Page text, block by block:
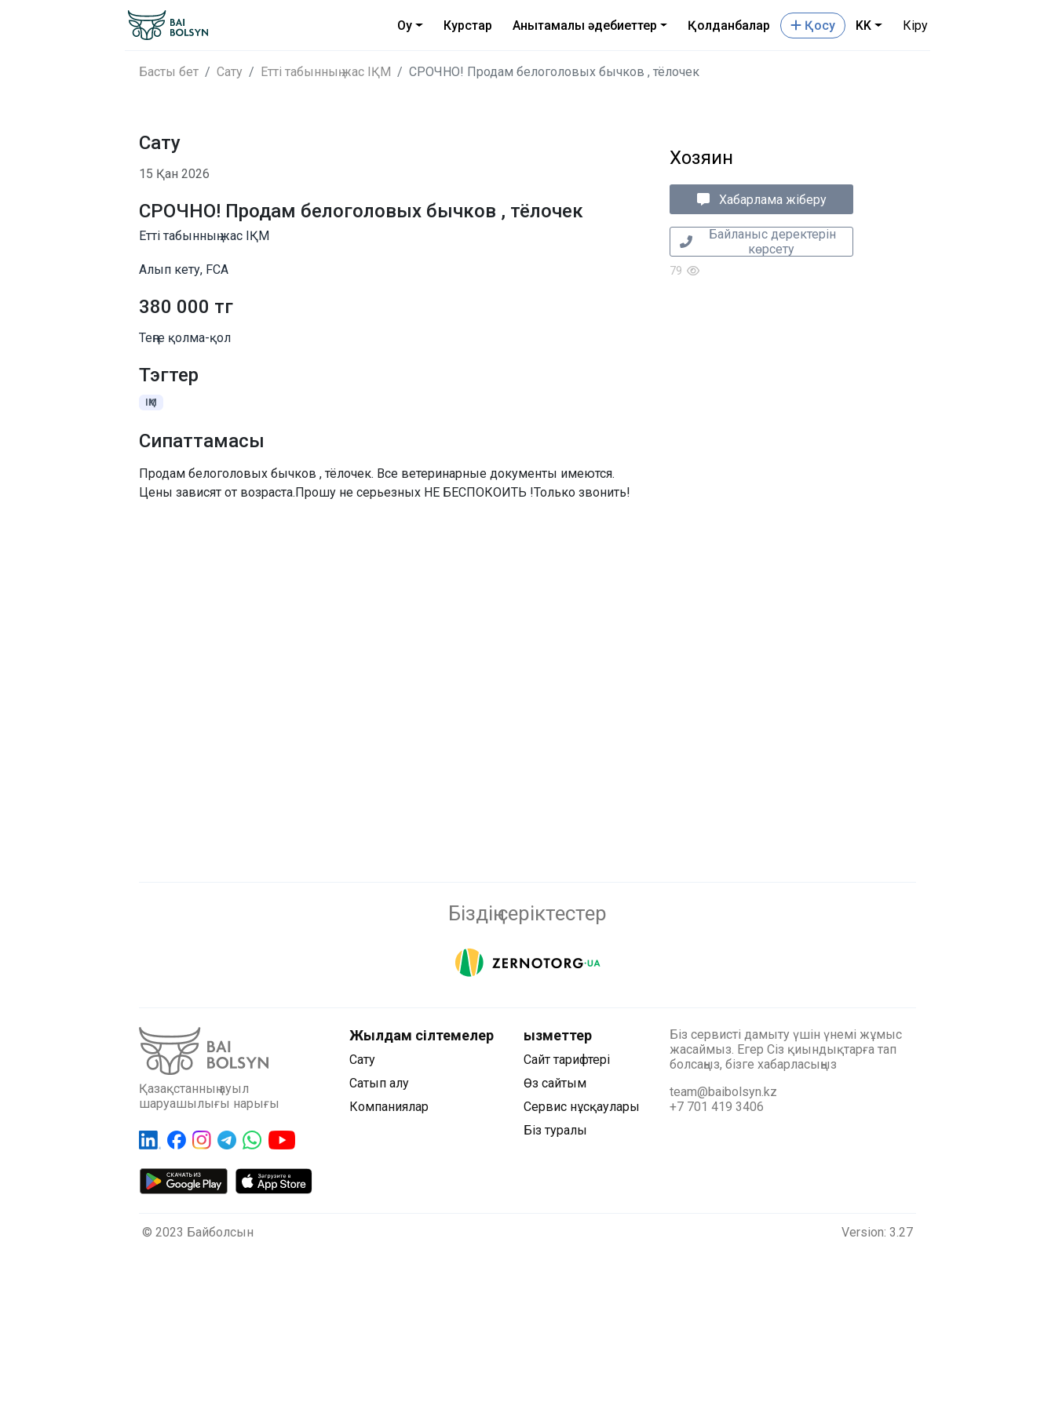
Оқу Курстар Анықтамалық әдебиеттер Қолданбалар Қосу KK Кіру
Басты бет Сату Етті табынның жас ІҚМ СРОЧНО! Продам белоголовых бычков , тёлочек
Сату
15 Қан 2026
СРОЧНО! Продам белоголовых бычков , тёлочек
Етті табынның жас ІҚМ
Алып кету, FCA
380 000 тг
Теңге қолма-қол
Тэгтер
ІҚМ
Сипаттамасы
Продам белоголовых бычков , тёлочек. Все ветеринарные документы имеются.
Цены зависят от возраста.Прошу не серьезных НЕ БЕСПОКОИТЬ !Только звонить!
Хозяин
Хабарлама жіберу
Байланыс деректерін
көрсету
79
Біздің серіктестер
Қазақстанның ауыл
шаруашылығы нарығы
Жылдам сілтемелер
Сату
Сатып алу
Компаниялар
Қызметтер
Сайт тарифтері
Өз сайтым
Сервис нұсқаулары
Біз туралы
Біз сервисті дамыту үшін үнемі жұмыс
жасаймыз. Егер Сіз қиындықтарға тап
болсаңыз, бізге хабарласыңыз
team@baibolsyn.kz
+7 701 419 3406
© 2023 Байболсын Version: 3.27